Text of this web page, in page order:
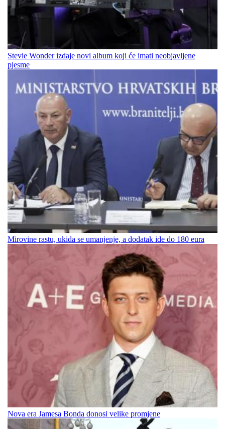
Stevie Wonder izdaje novi album koji će imati neobjavljene
pjesme
Mirovine rastu, ukida se umanjenje, a dodatak ide do 180 eura
Nova era Jamesa Bonda donosi velike promjene